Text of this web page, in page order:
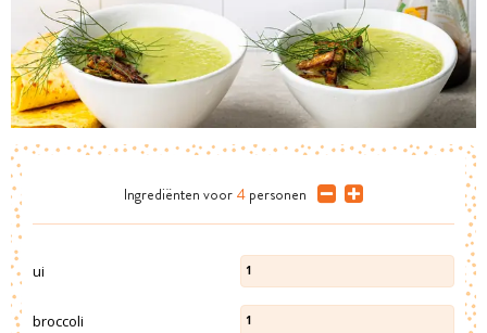
Ingrediënten voor 4 personen
ui 1
broccoli 1